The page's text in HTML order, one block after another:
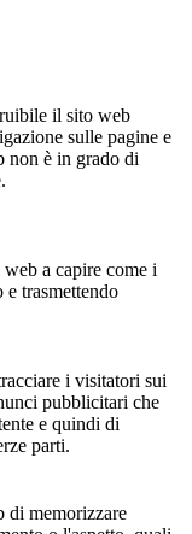
il sito web
sulle pagine e
non è in grado di
a capire come i
trasmettendo
i visitatori sui
pubblicitari che
e quindi di
parti.
di memorizzare